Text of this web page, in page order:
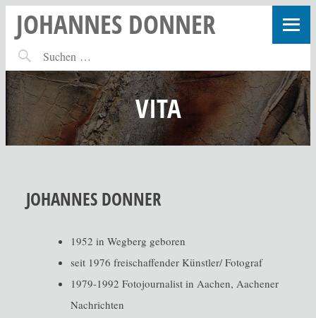
JOHANNES DONNER
VITA
JOHANNES DONNER
1952 in Wegberg geboren
seit 1976 freischaffender Künstler/ Fotograf
1979-1992 Fotojournalist in Aachen, Aachener
Nachrichten